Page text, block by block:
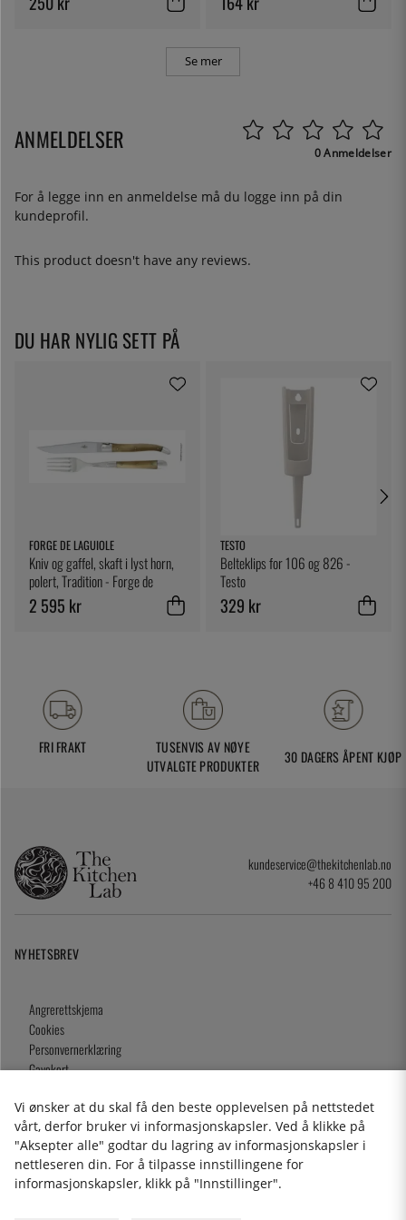
Se mer
ANMELDELSER 0 Anmeldelser
For å legge inn en anmeldelse må du logge inn på din
kundeprofil.
This product doesn't have any reviews.
DU HAR NYLIG SETT PÅ
FORGE DE LAGUIOLE
Kniv og gaffel, skaft i lyst horn,
polert, Tradition - Forge de
Laguiole
2 595 kr
TESTO
Belteklips for 106 og 826 -
Testo
329 kr
FRI FRAKT
TUSENVIS AV NØYE
UTVALGTE PRODUKTER
30 DAGERS ÅPENT KJØP
kundeservice@thekitchenlab.no
+46 8 410 95 200
NYHETSBREV
Angrerettskjema
Cookies
Personvernerklæring
Gavekort
2026 KitchenLab AB
Vi ønsker at du skal få den beste opplevelsen på nettstedet
vårt, derfor bruker vi informasjonskapsler. Ved å klikke på
"Aksepter alle" godtar du lagring av informasjonskapsler i
nettleseren din. For å tilpasse innstillingene for
informasjonskapsler, klikk på "Innstillinger".